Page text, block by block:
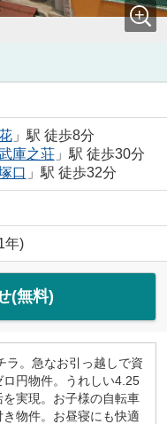
」駅 徒歩8分
庫之荘」駅 徒歩30分
口 」駅 徒歩32分
年)
(無料)
ラ。急なお引っ越しで資
円物件。うれしい4.25
実現。お子様の自転車
物件。お昼寝にも快適